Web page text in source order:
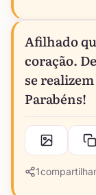
Afilhado
coração.
se
Parabéns!
1